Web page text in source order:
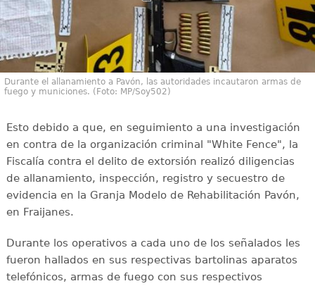
Durante el allanamiento a Pavón, las autoridades incautaron armas de
fuego y municiones. (Foto: MP/Soy502)
Esto debido a que, en seguimiento a una investigación
en contra de la organización criminal "White Fence", la
Fiscalía contra el delito de extorsión realizó diligencias
de allanamiento, inspección, registro y secuestro de
evidencia en la Granja Modelo de Rehabilitación Pavón,
en Fraijanes.
Durante los operativos a cada uno de los señalados les
fueron hallados en sus respectivas bartolinas aparatos
telefónicos, armas de fuego con sus respectivos